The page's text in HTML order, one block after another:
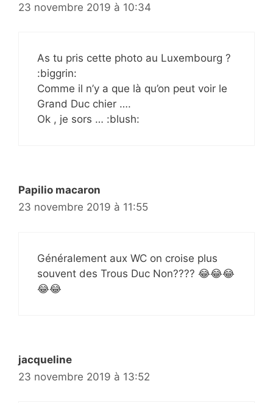
23 novembre 2019 à 10:34
As tu pris cette photo au Luxembourg ?
:biggrin:
Comme il n’y a que là qu’on peut voir le
Grand Duc chier ….
Ok , je sors … :blush:
Papilio macaron
23 novembre 2019 à 11:55
Généralement aux WC on croise plus
souvent des Trous Duc Non???? 😂😂😂
😂😂
jacqueline
23 novembre 2019 à 13:52